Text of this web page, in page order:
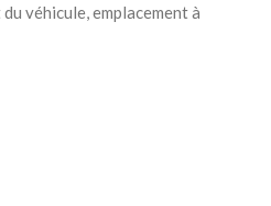
véhicule, emplacement à